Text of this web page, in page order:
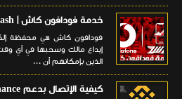
خدمة فودافون كاش | Vodafone Cash
فودافون كاش هي محفظة
إيداع مالك وسحبها في أي
الذين بإمكانهم أن ...
كيفية الإتصال بدعم Binance